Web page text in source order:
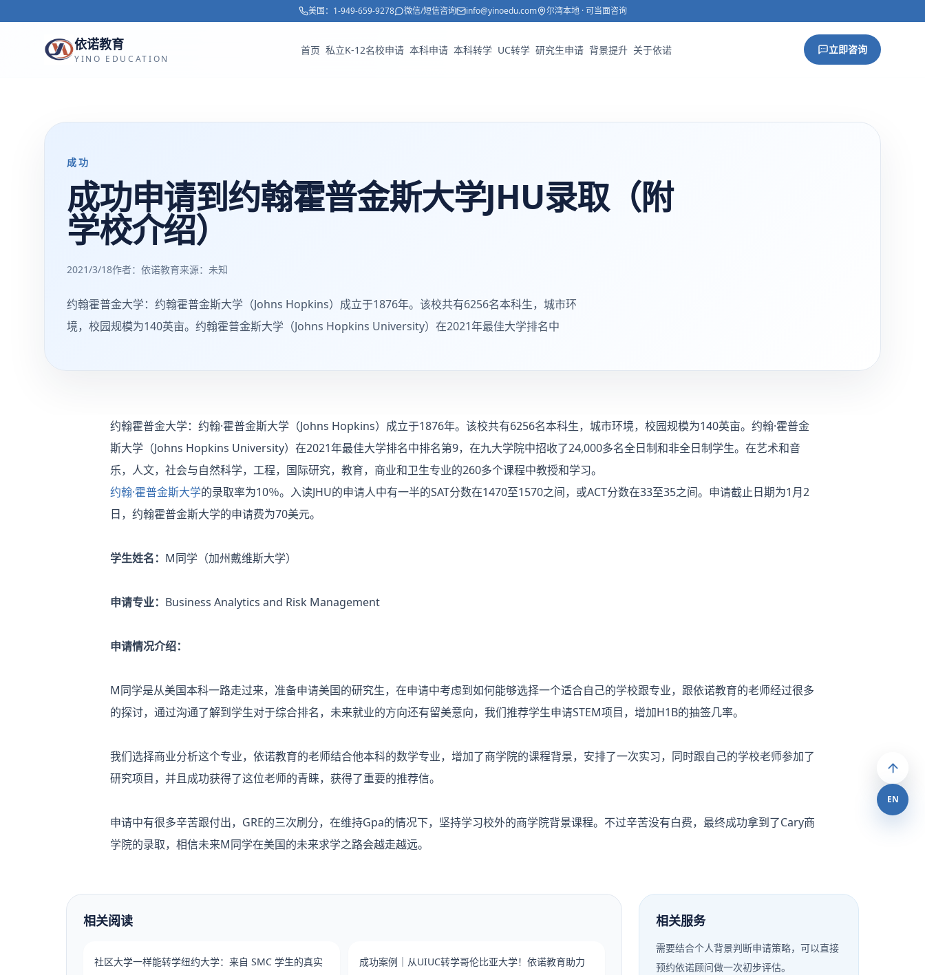
跳转到主要内容
美国： 1-949-659-9278 微信/短信咨询 info@yinoedu.com 尔湾本地 · 可当面咨询
依诺教育
YINO EDUCATION
首页 私立K-12名校申请 本科申请 本科转学 UC转学 研究生申请 背景提升 关于依诺 立即咨询
成功
成功申请到约翰霍普金斯大学JHU录取（附
学校介绍）
2021/3/18作者：依诺教育来源： 未知
约翰霍普金大学：约翰霍普金斯大学（Johns Hopkins）成立于1876年。该校共有6256名本科生，城市环
境，校园规模为140英亩。约翰霍普金斯大学（Johns Hopkins University）在2021年最佳大学排名中
约翰霍普金大学：约翰·霍普金斯大学（Johns Hopkins）成立于1876年。该校共有6256名本科生，城市环境，校园规模为140英亩。约翰·霍普金
斯大学（Johns Hopkins University）在2021年最佳大学排名中排名第9，在九大学院中招收了24,000多名全日制和非全日制学生。在艺术和音
乐，人文，社会与自然科学，工程，国际研究，教育，商业和卫生专业的260多个课程中教授和学习。
约翰·霍普金斯大学的录取率为10％。入读JHU的申请人中有一半的SAT分数在1470至1570之间，或ACT分数在33至35之间。申请截止日期为1月2
日，约翰霍普金斯大学的申请费为70美元。
学生姓名： M同学（加州戴维斯大学）
申请专业： Business Analytics and Risk Management
申请情况介绍：
M同学是从美国本科一路走过来，准备申请美国的研究生，在申请中考虑到如何能够选择一个适合自己的学校跟专业，跟依诺教育的老师经过很多
的探讨，通过沟通了解到学生对于综合排名，未来就业的方向还有留美意向，我们推荐学生申请STEM项目，增加H1B的抽签几率。
我们选择商业分析这个专业，依诺教育的老师结合他本科的数学专业，增加了商学院的课程背景，安排了一次实习，同时跟自己的学校老师参加了
研究项目，并且成功获得了这位老师的青睐，获得了重要的推荐信。
申请中有很多辛苦跟付出，GRE的三次刷分，在维持Gpa的情况下，坚持学习校外的商学院背景课程。不过辛苦没有白费，最终成功拿到了Cary商
学院的录取，相信未来M同学在美国的未来求学之路会越走越远。
相关阅读
社区大学一样能转学纽约大学：来自 SMC 学生的真实
成功案例｜从UIUC转学哥伦比亚大学！依诺教育助力
相关服务
需要结合个人背景判断申请策略，可以直接
预约依诺顾问做一次初步评估。
EN